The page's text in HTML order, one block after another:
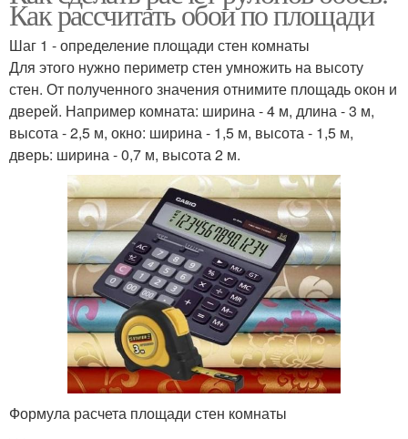
Как рассчитать обои по площади
Шаг 1 - определение площади стен комнаты
Для этого нужно периметр стен умножить на высоту
стен. От полученного значения отнимите площадь окон и
дверей. Например комната: ширина - 4 м, длина - 3 м,
высота - 2,5 м, окно: ширина - 1,5 м, высота - 1,5 м,
дверь: ширина - 0,7 м, высота 2 м.
Формула расчета площади стен комнаты